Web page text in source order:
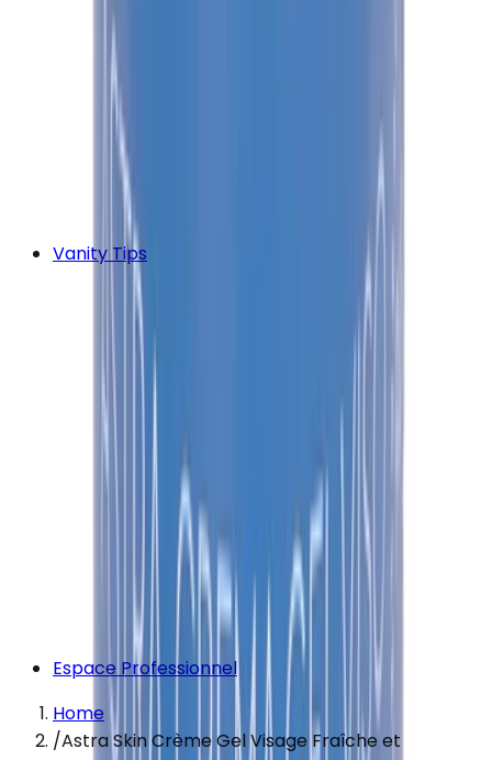
Vanity Tips
Espace Professionnel
Home
/Astra Skin Crème Gel Visage Fraîche et